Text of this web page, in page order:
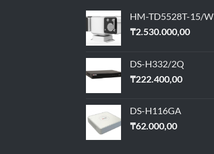
HM-TD5528T-15/W
₸2.530.000,00
DS-H332/2Q
₸222.400,00
DS-H116GA
₸62.000,00